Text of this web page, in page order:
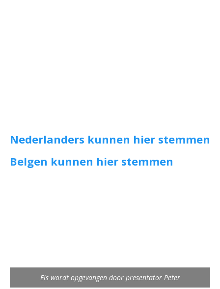
Nederlanders kunnen hier stemmen
Belgen kunnen hier stemmen
Els wordt opgevangen door presentator Peter